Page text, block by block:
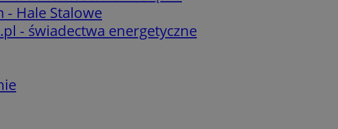
- Hale Stalowe
- świadectwa energetyczne